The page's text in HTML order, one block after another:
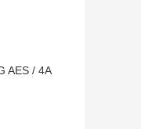
AES / 4A